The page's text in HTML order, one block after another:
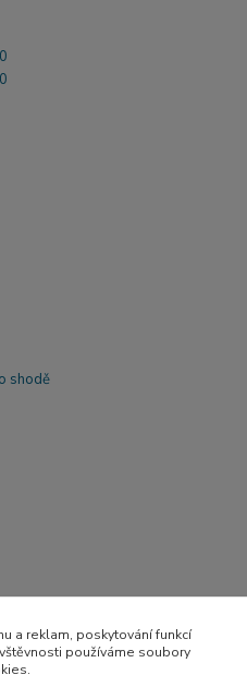
shodě
a reklam, poskytování funkcí
používáme soubory